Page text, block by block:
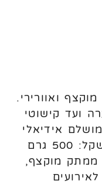
ואוורירי.
ועד קישוטי
אידיאלי
לשילוב עם צבעים אחרים משקל: 500 גרם
ממתק מוקצף,